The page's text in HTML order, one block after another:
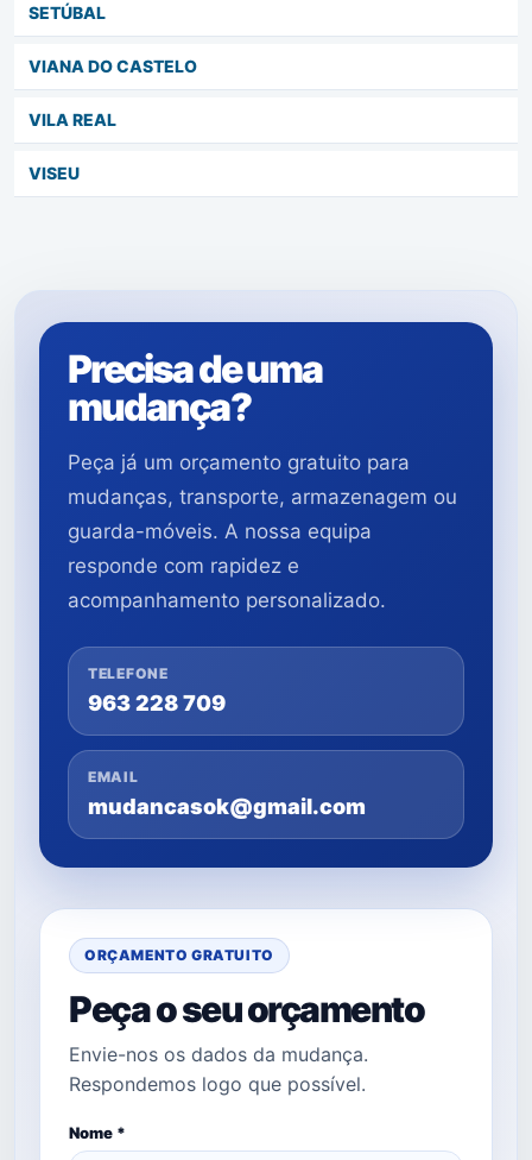
SETÚBAL
VIANA DO CASTELO
VILA REAL
VISEU
Precisa de uma
mudança?
Peça já um orçamento gratuito para
mudanças, transporte, armazenagem ou
guarda-móveis. A nossa equipa
responde com rapidez e
acompanhamento personalizado.
TELEFONE
963 228 709
EMAIL
mudancasok@gmail.com
ORÇAMENTO GRATUITO
Peça o seu orçamento
Envie-nos os dados da mudança.
Respondemos logo que possível.
Nome *